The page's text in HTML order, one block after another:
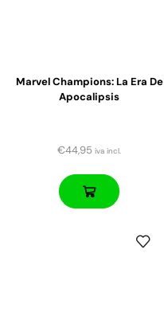
Marvel Champions: La Era De
Apocalipsis
€44,95 iva incl.